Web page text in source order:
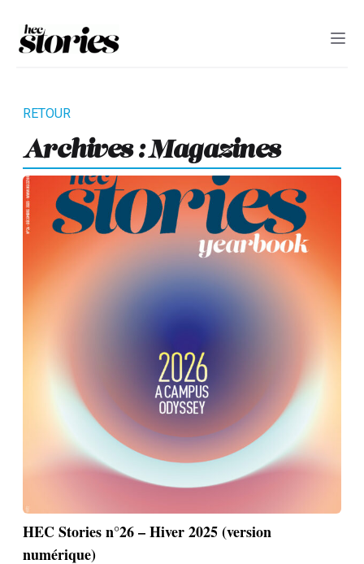
Archives : Magazines
HEC Stories n°26 – Hiver 2025 (version
numérique)